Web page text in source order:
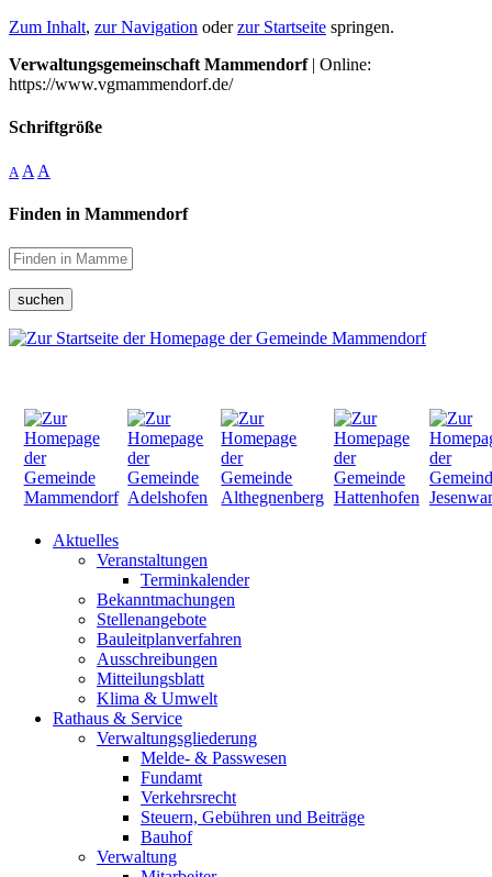
Zum Inhalt, zur Navigation oderzur Startseite springen.
Verwaltungsgemeinschaft Mammendorf| Online:
https://www.vgmammendorf.de/
Schriftgröße
A A A
Finden in Mammendorf
suchen
Aktuelles
Veranstaltungen
Terminkalender
Bekanntmachungen
Stellenangebote
Bauleitplanverfahren
Ausschreibungen
Mitteilungsblatt
Klima & Umwelt
Rathaus & Service
Verwaltungsgliederung
Melde- & Passwesen
Fundamt
Verkehrsrecht
Steuern, Gebühren und Beiträge
Bauhof
Verwaltung